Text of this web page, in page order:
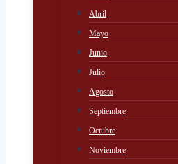
Abril
Mayo
Junio
Julio
Agosto
Septiembre
Octubre
Noviembre